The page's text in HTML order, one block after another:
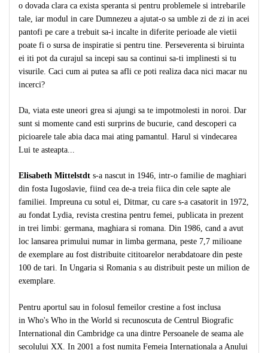
Despre afaceri
Dezvoltare personala
Leadership
Mediu
Sanatate / nutritie
o dovada clara ca exista speranta si pentru problemele si intrebarile
tale, iar modul in care Dumnezeu a ajutat-o sa umble zi de zi in acei
pantofi pe care a trebuit sa-i incalte in diferite perioade ale vietii
poate fi o sursa de inspiratie si pentru tine. Perseverenta si biruinta
ei iti pot da curajul sa incepi sau sa continui sa-ti implinesti si tu
visurile. Caci cum ai putea sa afli ce poti realiza daca nici macar nu
incerci?
Da, viata este uneori grea si ajungi sa te impotmolesti in noroi. Dar
sunt si momente cand esti surprins de bucurie, cand descoperi ca
picioarele tale abia daca mai ating pamantul. Harul si vindecarea
Lui te asteapta...
Elisabeth Mittelstdt s-a nascut in 1946, intr-o familie de maghiari
din fosta Iugoslavie, fiind cea de-a treia fiica din cele sapte ale
familiei. Impreuna cu sotul ei, Ditmar, cu care s-a casatorit in 1972,
au fondat Lydia, revista crestina pentru femei, publicata in prezent
in trei limbi: germana, maghiara si romana. Din 1986, cand a avut
loc lansarea primului numar in limba germana, peste 7,7 milioane
de exemplare au fost distribuite cititoarelor nerabdatoare din peste
100 de tari. In Ungaria si Romania s au distribuit peste un milion de
exemplare.
Pentru aportul sau in folosul femeilor crestine a fost inclusa
in Who's Who in the World si recunoscuta de Centrul Biografic
International din Cambridge ca una dintre Persoanele de seama ale
secolului XX. In 2001 a fost numita Femeia Internationala a Anului